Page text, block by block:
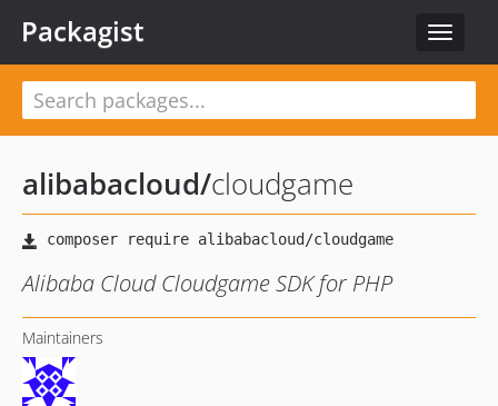
Toggle
Packagist
alibabacloud/cloudgame
Alibaba Cloud Cloudgame SDK for PHP
Maintainers